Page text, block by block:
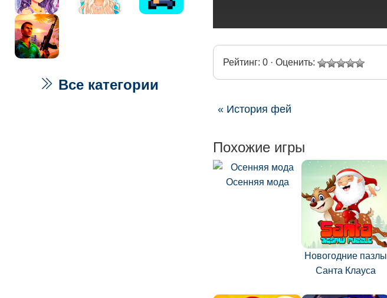
Рейтинг: 0 · Оценить:
« История фей
Похожие игры
Осенняя мода
Новогодние пазлы
Санта Клауса
Все категории